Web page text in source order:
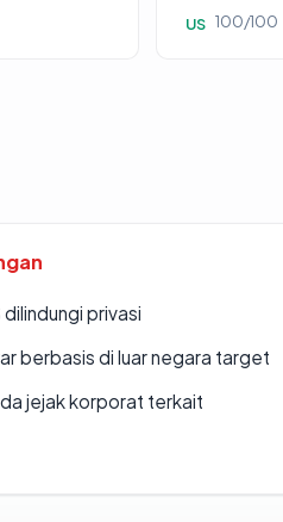
US 100/100
dilindungi privasi
berbasis di luar negara target
jejak korporat terkait